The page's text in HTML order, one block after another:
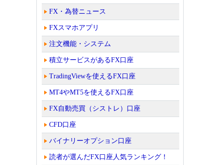
FX・為替ニュース
FXスマホアプリ
注文機能・システム
積立サービスがあるFX口座
TradingViewを使えるFX口座
MT4やMT5を使えるFX口座
FX自動売買（シストレ）口座
CFD口座
バイナリーオプション口座
読者が選んだFX口座人気ランキング！